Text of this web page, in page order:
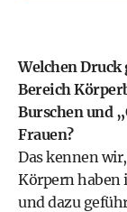
Welchen Druck
Bereich
Burschen und
Frauen?
Das kennen
Körpern haben
und dazu